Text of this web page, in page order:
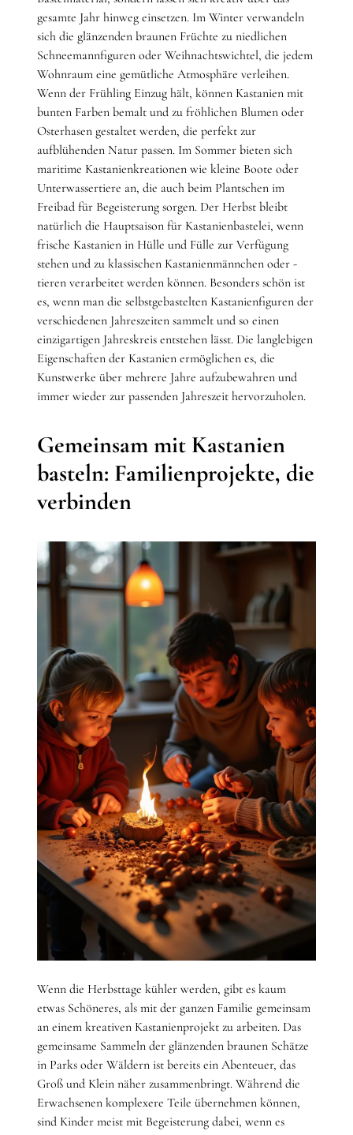
gesamte Jahr hinweg einsetzen. Im Winter verwandeln
sich die glänzenden braunen Früchte zu niedlichen
Schneemannfiguren oder Weihnachtswichtel, die jedem
Wohnraum eine gemütliche Atmosphäre verleihen.
Wenn der Frühling Einzug hält, können Kastanien mit
bunten Farben bemalt und zu fröhlichen Blumen oder
Osterhasen gestaltet werden, die perfekt zur
aufblühenden Natur passen. Im Sommer bieten sich
maritime Kastanienkreationen wie kleine Boote oder
Unterwassertiere an, die auch beim Plantschen im
Freibad für Begeisterung sorgen. Der Herbst bleibt
natürlich die Hauptsaison für Kastanienbastelei, wenn
frische Kastanien in Hülle und Fülle zur Verfügung
stehen und zu klassischen Kastanienmännchen oder -
tieren verarbeitet werden können. Besonders schön ist
es, wenn man die selbstgebastelten Kastanienfiguren der
verschiedenen Jahreszeiten sammelt und so einen
einzigartigen Jahreskreis entstehen lässt. Die langlebigen
Eigenschaften der Kastanien ermöglichen es, die
Kunstwerke über mehrere Jahre aufzubewahren und
immer wieder zur passenden Jahreszeit hervorzuholen.
Gemeinsam mit Kastanien
basteln: Familienprojekte, die
verbinden
Wenn die Herbsttage kühler werden, gibt es kaum
etwas Schöneres, als mit der ganzen Familie gemeinsam
an einem kreativen Kastanienprojekt zu arbeiten. Das
gemeinsame Sammeln der glänzenden braunen Schätze
in Parks oder Wäldern ist bereits ein Abenteuer, das
Groß und Klein näher zusammenbringt. Während die
Erwachsenen komplexere Teile übernehmen können,
sind Kinder meist mit Begeisterung dabei, wenn es